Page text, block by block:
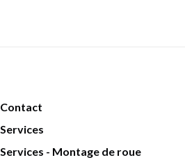
Contact
Services
Services - Montage de roue